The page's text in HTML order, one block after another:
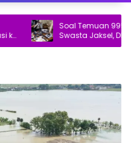
Soal Temuan 995
Swasta Jaksel, DPR